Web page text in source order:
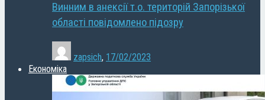
Винним в анексії т.о. територій Запорізької
області повідомлено підозру
zapsich, 17/02/2023
Економіка